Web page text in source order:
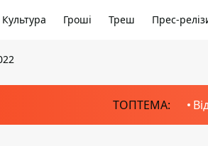
Культура Гроші Треш Прес-
ТОПТЕМА: